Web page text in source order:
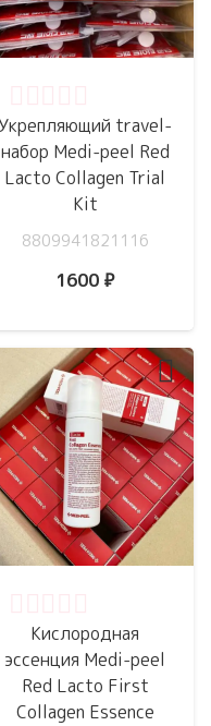
travel-
набор Medi-peel Red
Lacto Collagen Trial
Kit
8809941821116
1600 ₽
Кислородная
эссенция Medi-peel
Red Lacto First
Collagen Essence